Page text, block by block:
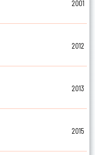
2001
2012
2013
2015